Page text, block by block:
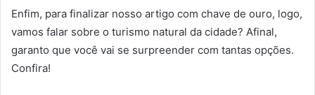
Enfim, para finalizar nosso artigo com chave de ouro, logo,
vamos falar sobre o turismo natural da cidade? Afinal,
garanto que você vai se surpreender com tantas opções.
Confira!